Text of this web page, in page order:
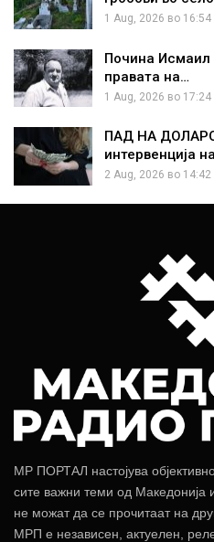
1 Aug, 2026 во 16:54
Почина Исмаил
правата на…
1 Aug, 2026 во 17:24
ПАД НА
интервенција
2 Aug, 2026 во 14:42
МР ПОРТАЛ настојува
сите важни теми од Македонија
не можат да се прочитаат на
МРП е независен, актуелен,